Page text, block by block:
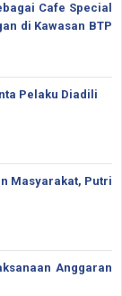
Cafe Special
di Kawasan BTP
Pelaku Diadili
Masyarakat, Putri
Anggaran